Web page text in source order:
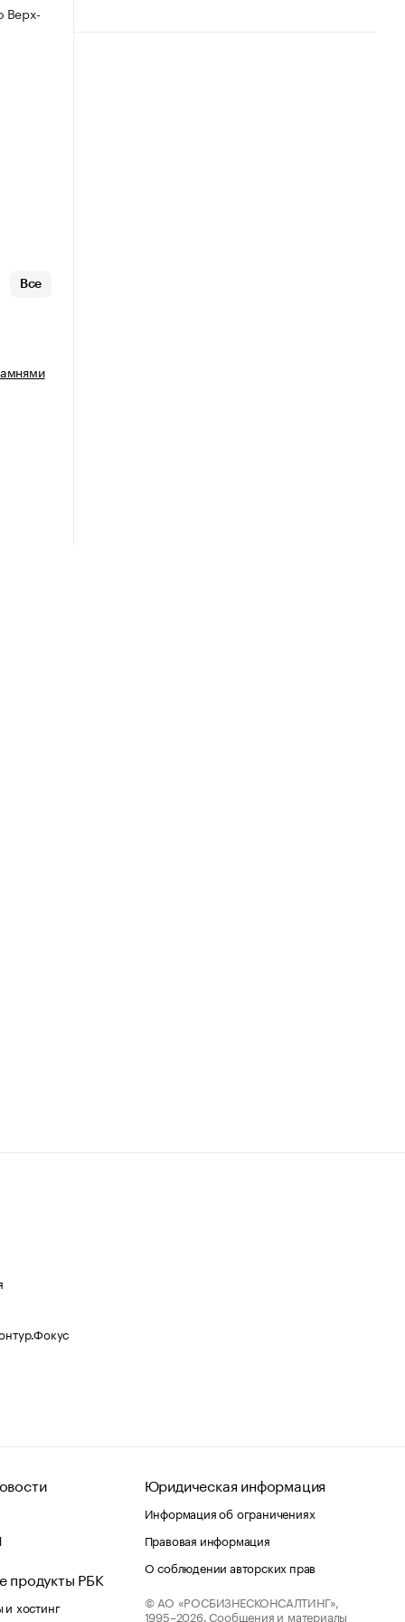
Верх-
Все
продукты РБК
хостинг
Юридическая информация
Информация об ограничениях
Правовая информация
О соблюдении авторских прав
© АО «РОСБИЗНЕСКОНСАЛТИНГ»,
1995–2026. Сообщения и материалы